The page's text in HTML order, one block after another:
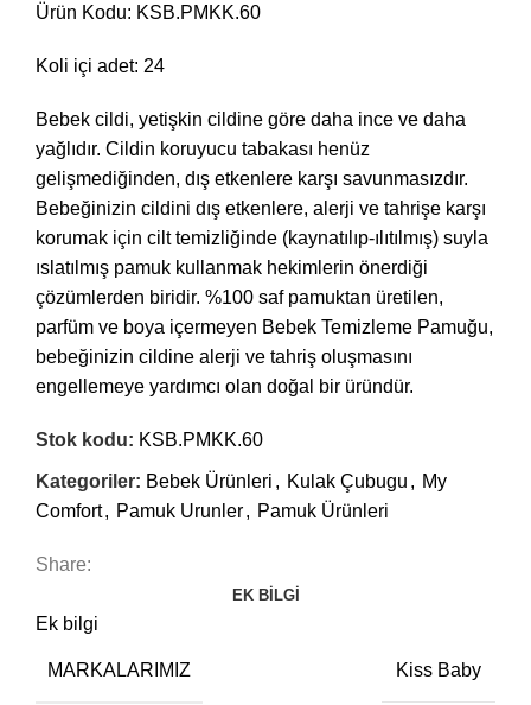
Ürün Kodu: KSB.PMKK.60
Koli içi adet: 24
Bebek cildi, yetişkin cildine göre daha ince ve daha
yağlıdır. Cildin koruyucu tabakası henüz
gelişmediğinden, dış etkenlere karşı savunmasızdır.
Bebeğinizin cildini dış etkenlere, alerji ve tahrişe karşı
korumak için cilt temizliğinde (kaynatılıp-ılıtılmış) suyla
ıslatılmış pamuk kullanmak hekimlerin önerdiği
çözümlerden biridir. %100 saf pamuktan üretilen,
parfüm ve boya içermeyen Bebek Temizleme Pamuğu,
bebeğinizin cildine alerji ve tahriş oluşmasını
engellemeye yardımcı olan doğal bir üründür.
Stok kodu: KSB.PMKK.60
Kategoriler: Bebek Ürünleri , Kulak Çubugu , My
Comfort, Pamuk Urunler, Pamuk Ürünleri
Share:
EK BILGI
Ek bilgi
MARKALARIMIZ Kiss Baby